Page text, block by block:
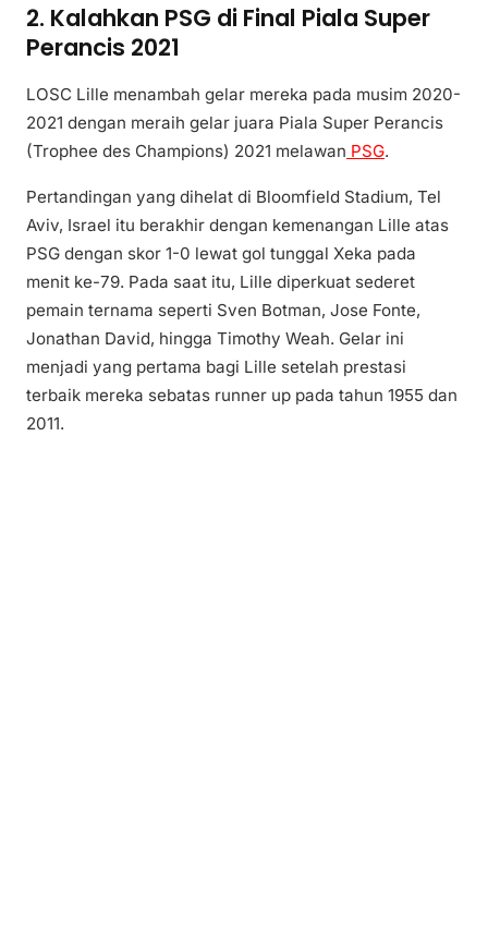
2. Kalahkan PSG di Final Piala Super
Perancis 2021
LOSC Lille menambah gelar mereka pada musim 2020-
2021 dengan meraih gelar juara Piala Super Perancis
(Trophee des Champions) 2021 melawan PSG.
Pertandingan yang dihelat di Bloomfield Stadium, Tel
Aviv, Israel itu berakhir dengan kemenangan Lille atas
PSG dengan skor 1-0 lewat gol tunggal Xeka pada
menit ke-79. Pada saat itu, Lille diperkuat sederet
pemain ternama seperti Sven Botman, Jose Fonte,
Jonathan David, hingga Timothy Weah. Gelar ini
menjadi yang pertama bagi Lille setelah prestasi
terbaik mereka sebatas runner up pada tahun 1955 dan
2011.